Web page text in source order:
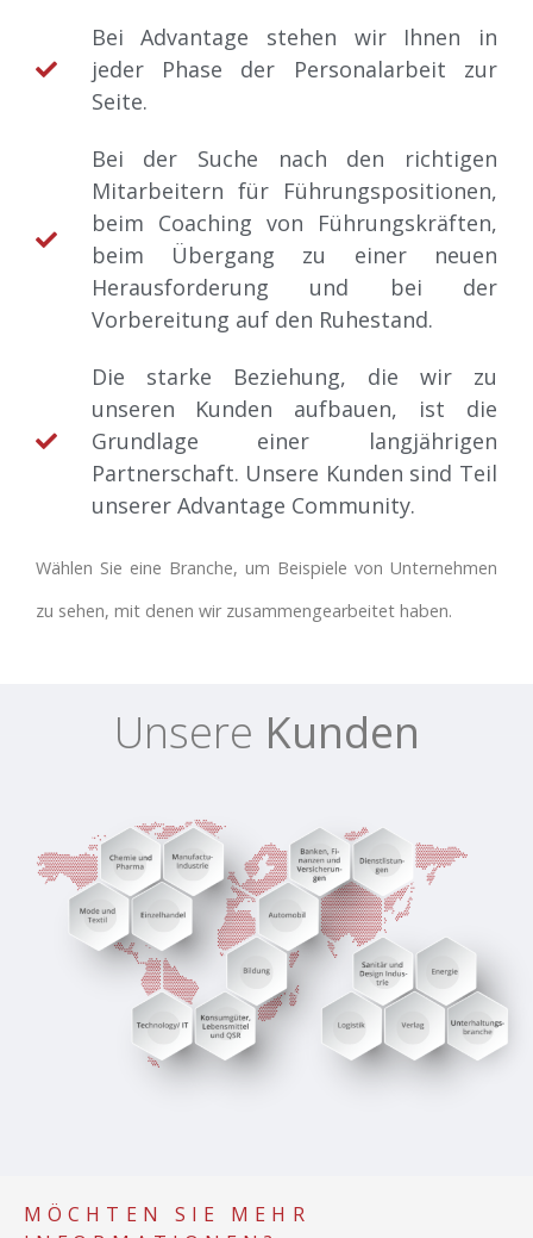
Bei Advantage stehen wir Ihnen in
jeder Phase der Personalarbeit zur
Seite.
Bei der Suche nach den richtigen
Mitarbeitern für Führungspositionen,
beim Coaching von Führungskräften,
beim Übergang zu einer neuen
Herausforderung und bei der
Vorbereitung auf den Ruhestand.
Die starke Beziehung, die wir zu
unseren Kunden aufbauen, ist die
Grundlage einer langjährigen
Partnerschaft. Unsere Kunden sind Teil
unserer Advantage Community.
Wählen Sie eine Branche, um Beispiele von Unternehmen
zu sehen, mit denen wir zusammengearbeitet haben.
Unsere Kunden
MÖCHTEN SIE MEHR